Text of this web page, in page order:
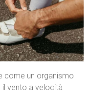
come un organismo
il vento a velocità